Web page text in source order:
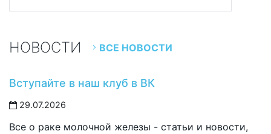
НОВОСТИ ВСЕ НОВОСТИ
Вступайте в наш клуб в ВК
29.07.2026
Все о раке молочной железы - статьи и новости,